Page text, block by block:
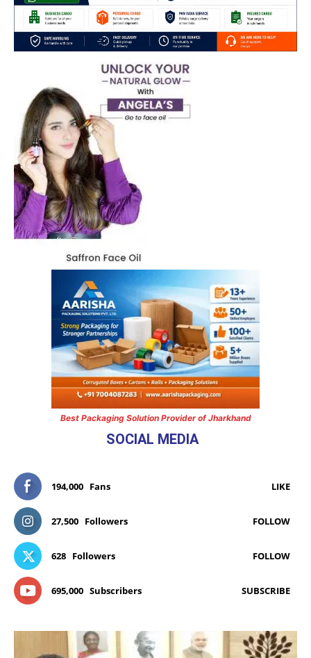
Best Packaging Solution Provider of Jharkhand
SOCIAL MEDIA
194,000 Fans LIKE
27,500 Followers FOLLOW
628 Followers FOLLOW
695,000 Subscribers SUBSCRIBE